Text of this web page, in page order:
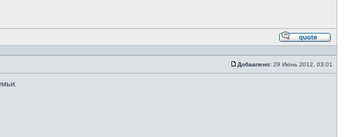
Сообщение
Добавлено: 29 Июнь 2012, 03:01